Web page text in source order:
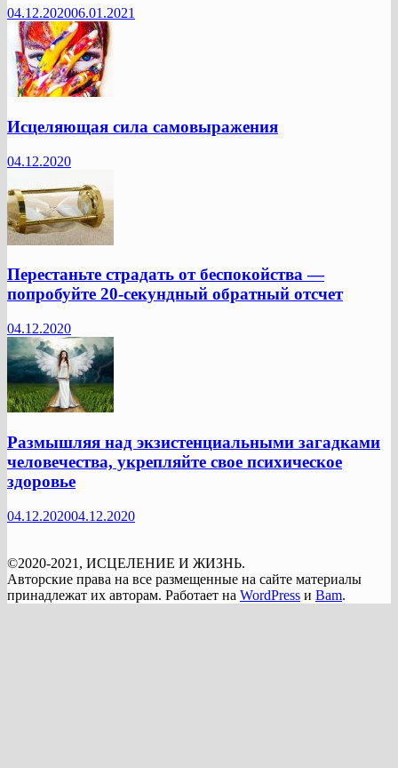
04.12.202006.01.2021
Исцеляющая сила самовыражения
04.12.2020
Перестаньте страдать от беспокойства —
попробуйте 20-секундный обратный отсчет
04.12.2020
Размышляя над экзистенциальными загадками
человечества, укрепляйте свое психическое
здоровье
04.12.202004.12.2020
©2020-2021, ИСЦЕЛЕНИЕ И ЖИЗНЬ.
Авторские права на все размещенные на сайте материалы
принадлежат их авторам. Работает на WordPress и Bam.